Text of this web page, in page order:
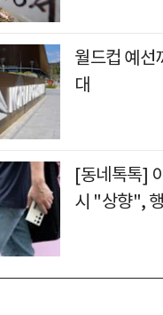
월드컵 예
대
[동네톡톡]
시 "상향",